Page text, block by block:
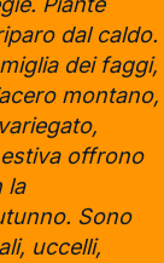
dal caldo.
dei faggi,
montano,
offrono
la
Sono
uccelli,